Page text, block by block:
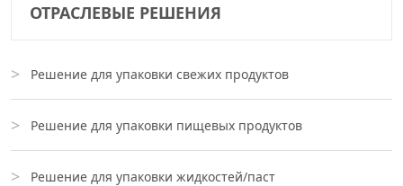
ОТРАСЛЕВЫЕ РЕШЕНИЯ
Решение для упаковки свежих продуктов
Решение для упаковки пищевых продуктов
Решение для упаковки жидкостей/паст